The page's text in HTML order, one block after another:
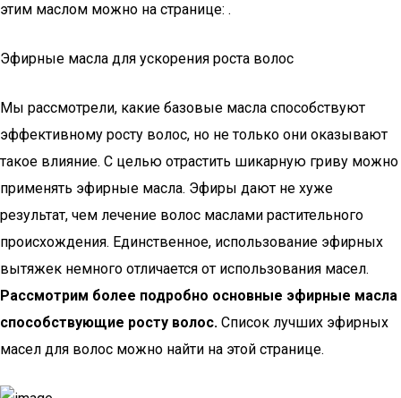
этим маслом можно на странице: .
Эфирные масла для ускорения роста волос
Мы рассмотрели, какие базовые масла способствуют
эффективному росту волос, но не только они оказывают
такое влияние. С целью отрастить шикарную гриву можно
применять эфирные масла. Эфиры дают не хуже
результат, чем лечение волос маслами растительного
происхождения. Единственное, использование эфирных
вытяжек немного отличается от использования масел.
Рассмотрим более подробно основные эфирные масла
способствующие росту волос. Список лучших эфирных
масел для волос можно найти на этой странице.